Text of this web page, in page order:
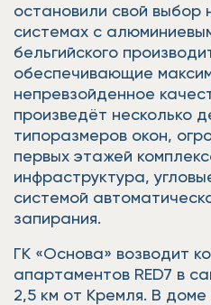
остановили свой выбор
системах с
бельгийского
обеспечивающие
непревзойденное
произведёт несколько
типоразмеров окон,
первых этажей
инфраструктура,
системой
запирания.
ГК «Основа» возводит
апартаментов RED7 в
2,5 км от Кремля. В доме